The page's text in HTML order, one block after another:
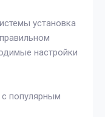
установка
настройки
популярным